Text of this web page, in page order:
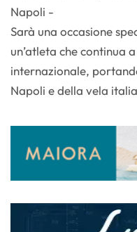
Napoli -
Sarà una occasione
un’atleta che continua
internazionale,
Napoli e della vela